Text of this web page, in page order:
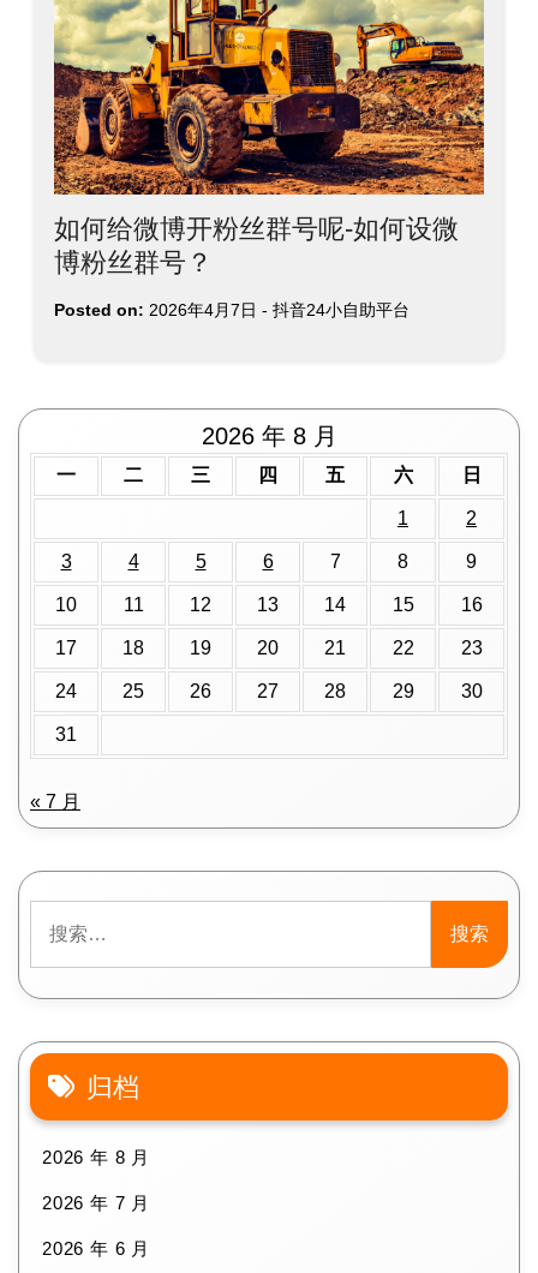
如何给微博开粉丝群号呢-如何设微
博粉丝群号？
Posted on: 2026年4月7日 - 抖音24小自助平台
2026 年 8 月
一 二 三 四 五 六 日
1 2
3 4 5 6 7 8 9
10 11 12 13 14 15 16
17 18 19 20 21 22 23
24 25 26 27 28 29 30
31
« 7 月
索：
归档
2026 年 8 月
2026 年 7 月
2026 年 6 月